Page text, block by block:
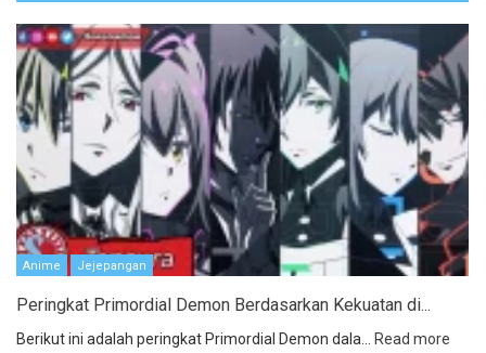
Anime Jejepangan
Peringkat Primordial Demon Berdasarkan Kekuatan di...
Berikut ini adalah peringkat Primordial Demon dala... Read more